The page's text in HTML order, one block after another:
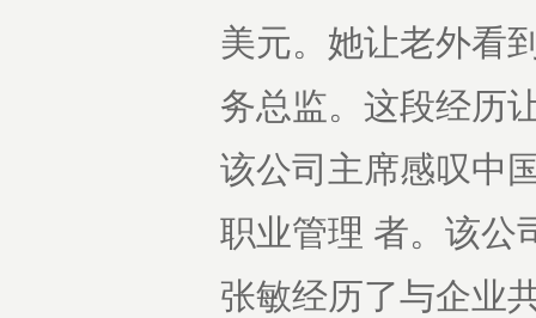
美元。她让老外看
务总监。这段经历
该公司主席感叹中
职业管理 者。该公
张敏经历了与企业